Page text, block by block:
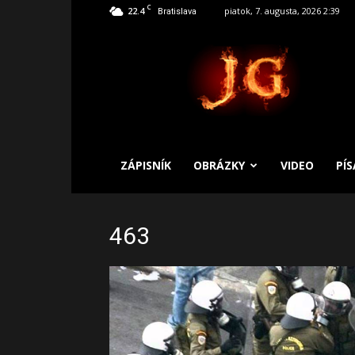
22.4 C Bratislava piatok, 7. augusta, 2026 2:39
SLOBODNÝ
ZÁPISNÍK OBRÁZKY VIDEO
463